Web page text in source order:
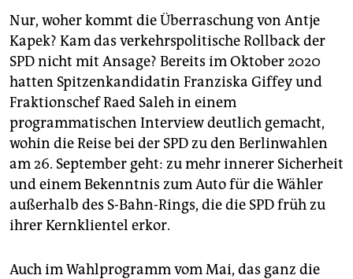
Nur, woher kommt die Überraschung von Antje
Kapek? Kam das verkehrspolitische Rollback der
SPD nicht mit Ansage? Bereits im Oktober 2020
hatten Spitzenkandidatin Franziska Giffey und
Fraktionschef Raed Saleh in einem
programmatischen Interview deutlich gemacht,
wohin die Reise bei der SPD zu den Berlinwahlen
am 26. September geht: zu mehr innerer Sicherheit
und einem Bekenntnis zum Auto für die Wähler
außerhalb des S-Bahn-Rings, die die SPD früh zu
ihrer Kernklientel erkor.
Auch im Wahlprogramm vom Mai, das ganz die